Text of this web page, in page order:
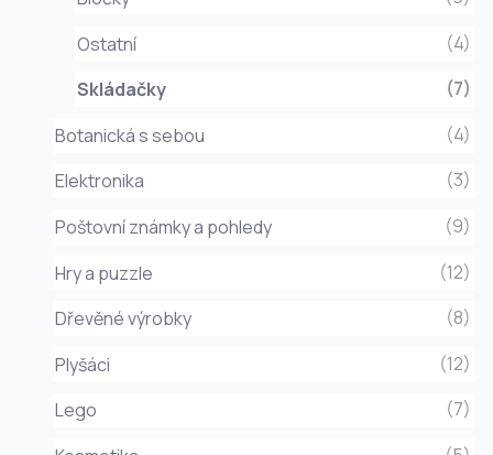
Ostatní
(4)
Skládačky
(7)
Botanická s sebou
(4)
Elektronika
(3)
Poštovní známky a pohledy
(9)
Hry a puzzle
(12)
Dřevěné výrobky
(8)
Plyšáci
(12)
Lego
(7)